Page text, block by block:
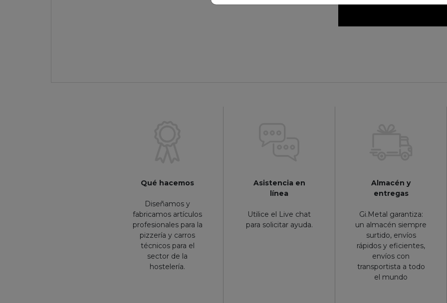
Qué hacemos
Diseñamos y
fabricamos artículos
profesionales para la
pizzería y carros
técnicos para el
sector de la
hostelería.
Asistencia en
línea
Utilice el Live chat
para solicitar ayuda.
Almacén y
entregas
Gi.Metal garantiza:
un almacén siempre
surtido, envíos
rápidos y eficientes,
envíos con
transportista a todo
el mundo